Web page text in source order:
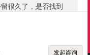
发起咨询